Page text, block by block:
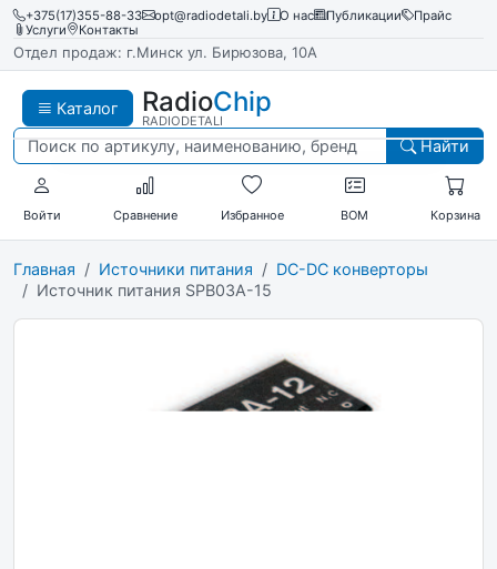
+375(17)355-88-33 opt@radiodetali.by О нас Публикации
Прайс
Услуги
Контакты
Отдел продаж: г.Минск ул. Бирюзова, 10А
Каталог RadioChip
RADIODETALI
Найти
Войти Сравнение Избранное BOM Корзина
Главная Источники питания
DC-DC конверторы
Источник питания SPB03A-15